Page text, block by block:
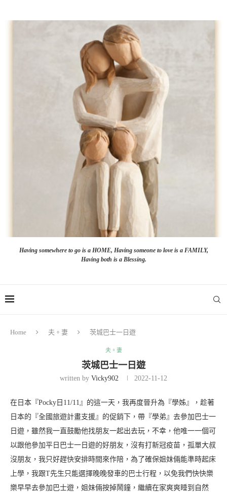
Having somewhere to go is a HOME, Having someone to love is a FAMILY,
Having both is a Blessing.
Home 夫。妻 茨城巴士一日遊
夫。妻
茨城巴士一日遊
written by Vicky902 2022-11-12
在日本『Pocky日11/11』的這一天，我再度晉升為『學姊』，趁著
日本的『全國旅遊計畫支援』的促銷下，帶『學弟』去參加巴士一
日遊，雖然我一直鼓勵他找朋友一起出去玩，不幸，他唯一一個可
以跟他參加平日巴士一日遊的好朋友，沒有打新冠疫苗，孤單大叔
沒朋友，我只好趕快安排時間來作陪，為了確保姐妹倆能準時起床
上學，我跟T先生只能選擇晚晚發車的巴士行程，以免我們快快樂
樂早早去參加巴士遊，姐妹倆按掉鬧鐘，繼續在家爽爽睡到自然